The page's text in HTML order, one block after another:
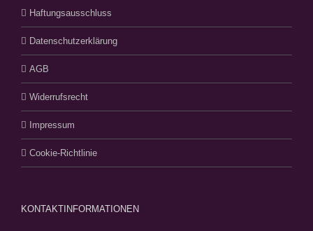
Haftungsausschluss
Datenschutzerklärung
AGB
Widerrufsrecht
Impressum
Cookie-Richtlinie
KONTAKTINFORMATIONEN